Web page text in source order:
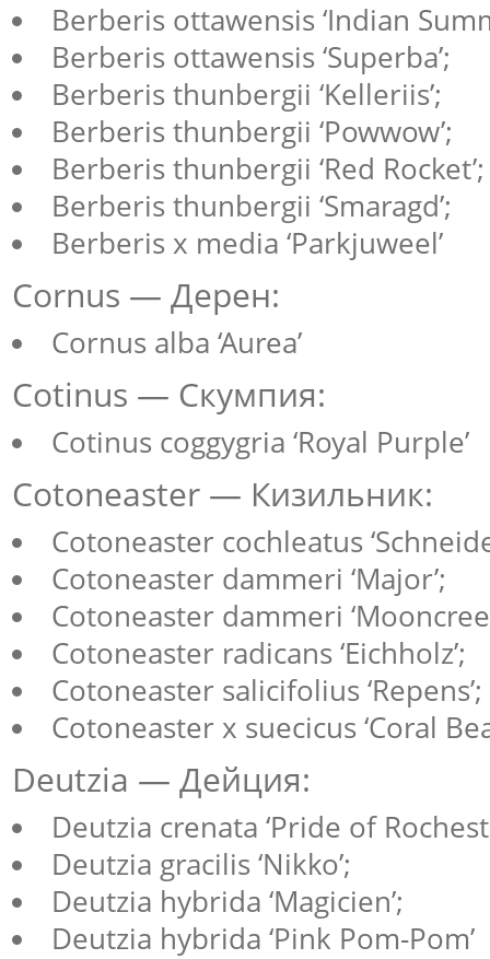
Berberis ottawensis ‘Indian
Berberis ottawensis ‘Superba’;
Berberis thunbergii ‘Kelleriis’;
Berberis thunbergii ‘Powwow’;
Berberis thunbergii ‘Red Rocket’;
Berberis thunbergii ‘Smaragd’;
Berberis x media ‘Parkjuweel’
Cornus — Дерен:
Cornus alba ‘Aurea’
Cotinus — Скумпия:
Cotinus coggygria ‘Royal Purple’
Cotoneaster — Кизильник:
Cotoneaster cochleatus
Cotoneaster dammeri ‘Major’;
Cotoneaster dammeri
Cotoneaster radicans ‘Eichholz’;
Cotoneaster salicifolius ‘Repens’;
Cotoneaster x suecicus ‘Coral
Deutzia — Дейция:
Deutzia crenata ‘Pride of
Deutzia gracilis ‘Nikko’;
Deutzia hybrida ‘Magicien’;
Deutzia hybrida ‘Pink Pom-Pom’